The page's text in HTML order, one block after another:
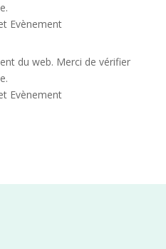
Evènement
du web. Merci de vérifier
Evènement